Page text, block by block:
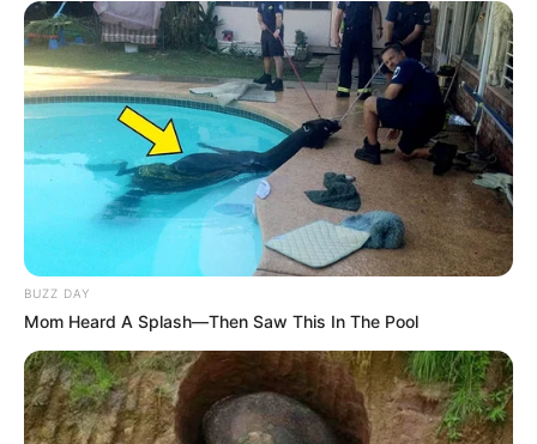
Japan's Oldest Doctors Say Memory Loss Isn't
Age: Just Stop Drinking These 3 Beverages
Neuromind Pro